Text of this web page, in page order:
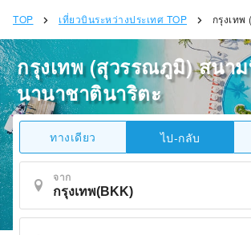
TOP เที่ยวบินระหว่างประเทศ TOP กรุงเท
กรุงเทพ (สุวรรณภูมิ) สนา
นานาชาตินาริตะ
ทางเดียว ไป-กลับ
จาก